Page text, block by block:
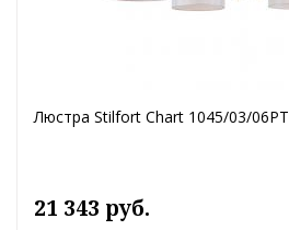
Люстра Stilfort Chart 1045/03/06PT
21 343 руб.